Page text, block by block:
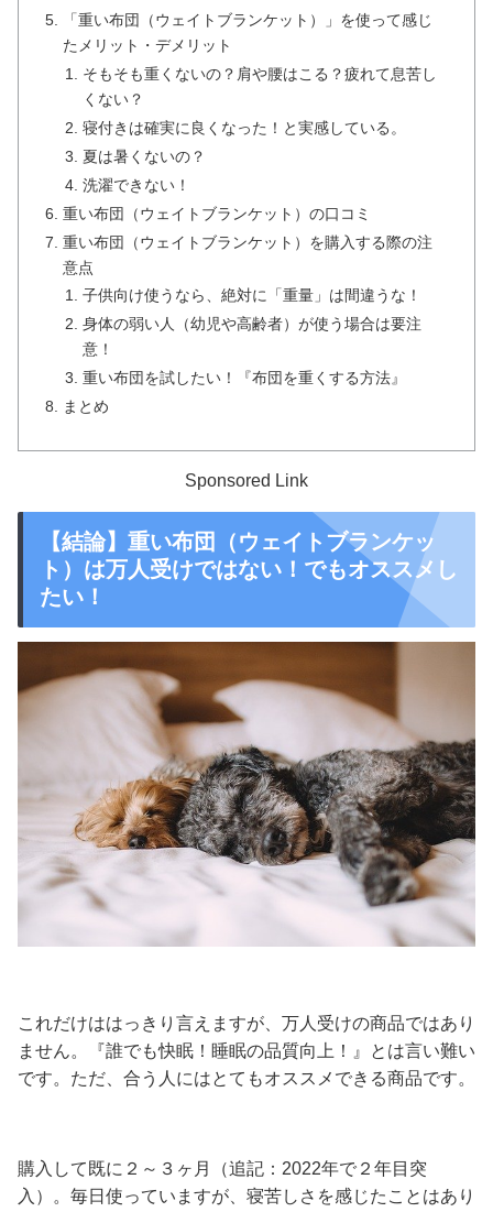
「重い布団（ウェイトブランケット）」を使って感じ
たメリット・デメリット
そもそも重くないの？肩や腰はこる？疲れて息苦し
くない？
寝付きは確実に良くなった！と実感している。
夏は暑くないの？
洗濯できない！
重い布団（ウェイトブランケット）の口コミ
重い布団（ウェイトブランケット）を購入する際の注
意点
子供向け使うなら、絶対に「重量」は間違うな！
身体の弱い人（幼児や高齢者）が使う場合は要注
意！
重い布団を試したい！『布団を重くする方法』
まとめ
Sponsored Link
【結論】重い布団（ウェイトブランケッ
ト）は万人受けではない！でもオススメし
たい！
これだけははっきり言えますが、 万人受けの商品ではあり
ません。
『誰でも快眠！睡眠の品質向上！』とは言い難い
です。ただ、合う人にはとてもオススメできる商品です。
購入して既に２～３ヶ月（追記：2022年で２年目突
入）
。毎日使っていますが、寝苦しさを感じたことはあり